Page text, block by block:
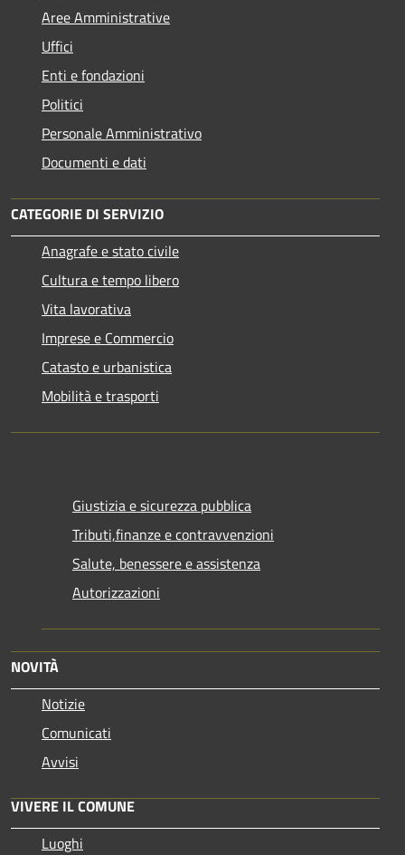
Aree Amministrative
Uffici
Enti e fondazioni
Politici
Personale Amministrativo
Documenti e dati
CATEGORIE DI SERVIZIO
Anagrafe e stato civile
Cultura e tempo libero
Vita lavorativa
Imprese e Commercio
Catasto e urbanistica
Mobilità e trasporti
Giustizia e sicurezza pubblica
Tributi,finanze e contravvenzioni
Salute, benessere e assistenza
Autorizzazioni
NOVITÀ
Notizie
Comunicati
Avvisi
VIVERE IL COMUNE
Luoghi